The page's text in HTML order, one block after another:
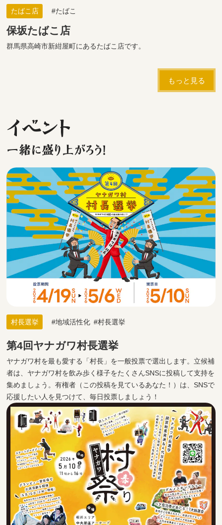
たばこ店 たばこ
保坂たばこ店
群馬県高崎市新紺屋町にあるたばこ店です。
もっと見る
イベント
一緒に盛り上がろう！
村長選挙 地域活性化 村長選挙
第4回ヤナガワ村長選挙
ヤナガワ村を最も愛する「村長」を一般投票で選出します。立候補
者は、ヤナガワ村を飲み歩く様子をたくさんSNSに投稿して支持を
集めましょう。有権者（この投稿を見ているあなた！）は、SNSで
応援したい人を見つけて、毎日投票しましょう！